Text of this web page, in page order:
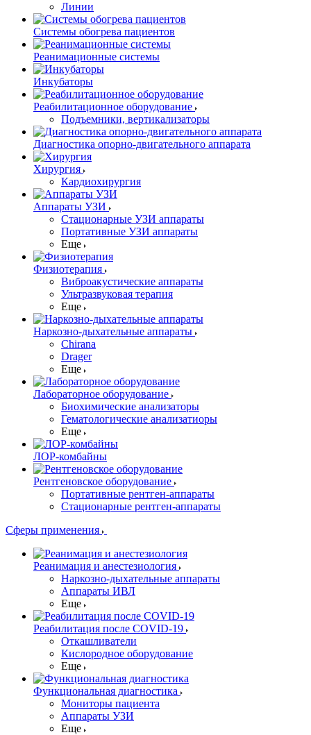
Линии
Системы обогрева пациентов
Реанимационные системы
Инкубаторы
Реабилитационное оборудование
Подъемники, вертикализаторы
Диагностика опорно-двигательного аппарата
Хирургия
Кардиохирургия
Аппараты УЗИ
Стационарные УЗИ аппараты
Портативные УЗИ аппараты
Еще
Физиотерапия
Виброакустические аппараты
Ультразвуковая терапия
Еще
Наркозно-дыхательные аппараты
Chirana
Drager
Еще
Лабораторное оборудование
Биохимические анализаторы
Гематологические анализатиоры
Еще
ЛОР-комбайны
Рентгеновское оборудование
Портативные рентген-аппараты
Стационарные рентген-аппараты
Сферы применения
Реанимация и анестезиология
Наркозно-дыхательные аппараты
Аппараты ИВЛ
Еще
Реабилитация после COVID-19
Откашливатели
Кислородное оборудование
Еще
Функциональная диагностика
Мониторы пациента
Аппараты УЗИ
Еще